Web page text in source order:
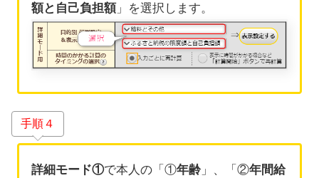
額と自己負担額」を選択します。
手順４
詳細モード①で本人の「①年齢」、「②年間給